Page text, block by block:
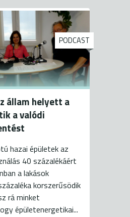
PODCAST
állam helyett a
a valódi
hazai épületek az
40 százalékáért
a lakások
korszerűsödik
rá minket
épületenergetikai...